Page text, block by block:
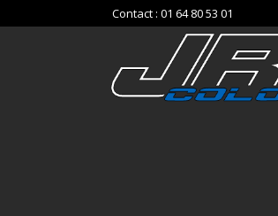
Contact : 01 64 80 53 01